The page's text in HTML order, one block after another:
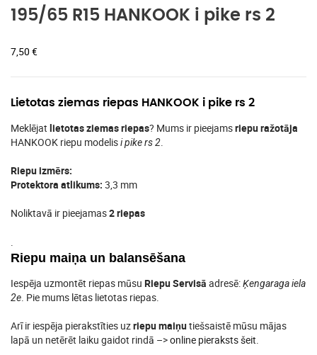
195/65 R15 HANKOOK i pike rs 2
7,50 €
Lietotas ziemas riepas HANKOOK i pike rs 2
Meklējat lietotas ziemas riepas? Mums ir pieejamsriepu ražotāja
HANKOOK riepu modelisi pike rs 2.
Riepu izmērs:
Protektora atlikums: 3,3 mm
Noliktavā ir pieejamas2 riepas
.
Riepu maiņa un balansēšana
Iespēja uzmontēt riepas mūsu Riepu Servisā adresē:Ķengaraga iela
2e. Pie mums lētas lietotas riepas.
Arī ir iespēja pierakstīties uzriepu maiņutiešsaistē mūsu mājas
lapā un netērēt laiku gaidot rindā –>online pieraksts šeit.